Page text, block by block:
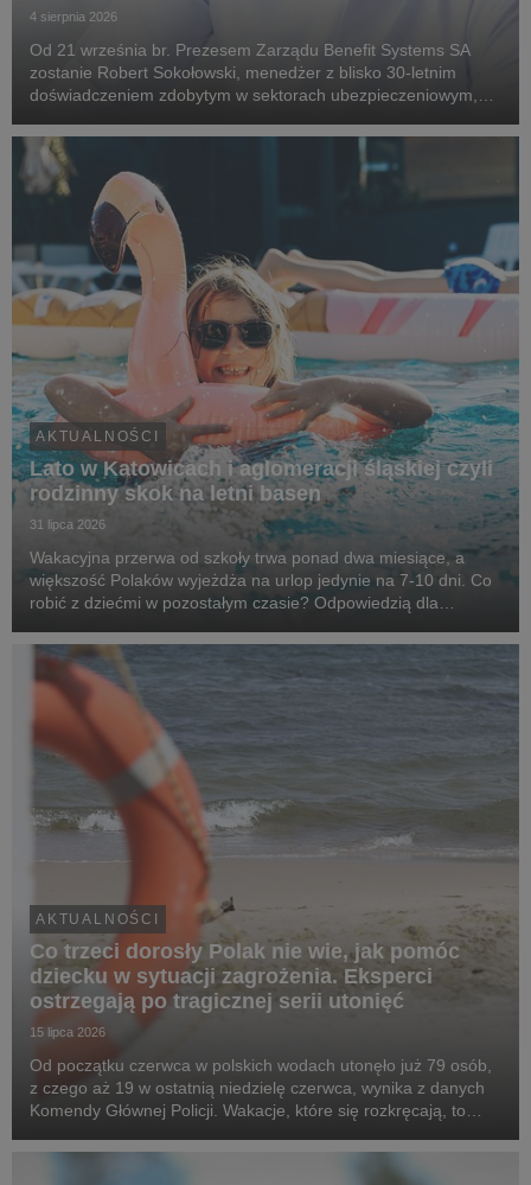
4 sierpnia 2026
Od 21 września br. Prezesem Zarządu Benefit Systems SA
zostanie Robert Sokołowski, menedżer z blisko 30-letnim
doświadczeniem zdobytym w sektorach ubezpieczeniowym,
strategicznego. Robert Sokołowski specjalizuje się w tran...
AKTUALNOŚCI
Lato w Katowicach i aglomeracji śląskiej czyli
rodzinny skok na letni basen
31 lipca 2026
Wakacyjna przerwa od szkoły trwa ponad dwa miesiące, a
większość Polaków wyjeżdża na urlop jedynie na 7-10 dni. Co
robić z dziećmi w pozostałym czasie? Odpowiedzią dla
basenach i kąpieliskach - od Katowic, przez obiekty...
AKTUALNOŚCI
Co trzeci dorosły Polak nie wie, jak pomóc
dziecku w sytuacji zagrożenia. Eksperci
ostrzegają po tragicznej serii utonięć
15 lipca 2026
Od początku czerwca w polskich wodach utonęło już 79 osób,
z czego aż 19 w ostatnią niedzielę czerwca, wynika z danych
Komendy Głównej Policji. Wakacje, które się rozkręcają, to
narażeni są szczególnie najmłodsi. Eks...